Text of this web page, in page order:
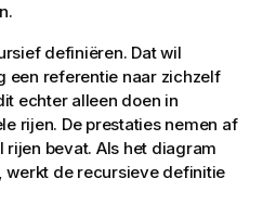
definiëren. Dat wil
een referentie naar zichzelf
echter alleen doen in
rijen. De prestaties nemen af
rijen bevat. Als het diagram
werkt de recursieve definitie